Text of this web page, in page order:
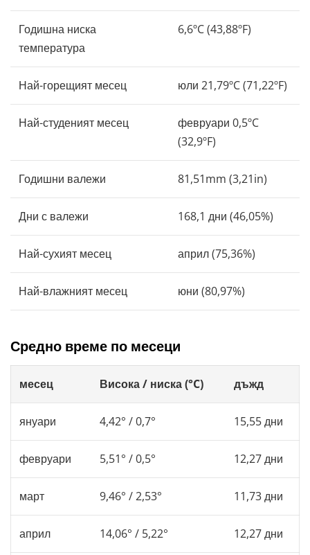
Годишна ниска
температура
6,6ºC (43,88ºF)
Най-горещият месец юли 21,79ºC (71,22ºF)
Най-студеният месец
февруари 0,5ºC
(32,9ºF)
Годишни валежи 81,51mm (3,21in)
Дни с валежи 168,1 дни (46,05%)
Най-сухият месец април (75,36%)
Най-влажният месец юни (80,97%)
Средно време по месеци
месец Висока / ниска (°C) дъжд
януари 4,42° / 0,7° 15,55 дни
февруари 5,51° / 0,5° 12,27 дни
март 9,46° / 2,53° 11,73 дни
април 14,06° / 5,22° 12,27 дни